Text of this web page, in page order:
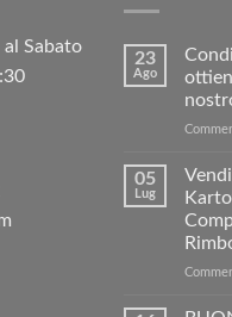
Sabato
23
Ago
05
Lug